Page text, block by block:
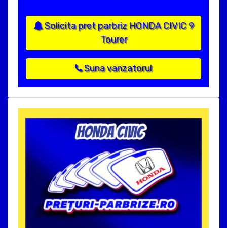
Solicita pret parbriz HONDA CIVIC 9
Tourer
Suna vanzatorul